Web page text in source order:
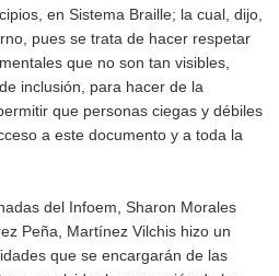
en Sistema Braille; la cual, dijo,
pues se trata de hacer respetar
que no son tan visibles,
inclusión, para hacer de la
que personas ciegas y débiles
a este documento y a toda la
del Infoem, Sharon Morales
Peña, Martínez Vilchis hizo un
que se encargarán de las